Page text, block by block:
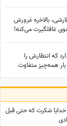
بالاخره غرورش
غافلگیرت می‌کنه!
که انتظارش را
همه‌چیز متفاوت
جمعه 16 مرداد 1405 + ویدئو / خدایا شکرت که حتی قبل